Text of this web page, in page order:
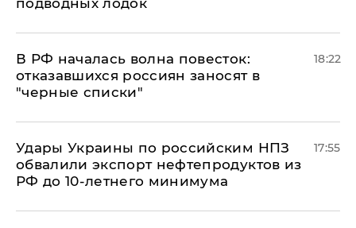
подводных лодок
​В РФ началась волна повесток:
отказавшихся россиян заносят в
"черные списки"
18:22
Удары Украины по российским НПЗ
обвалили экспорт нефтепродуктов из
РФ до 10-летнего минимума
17:55